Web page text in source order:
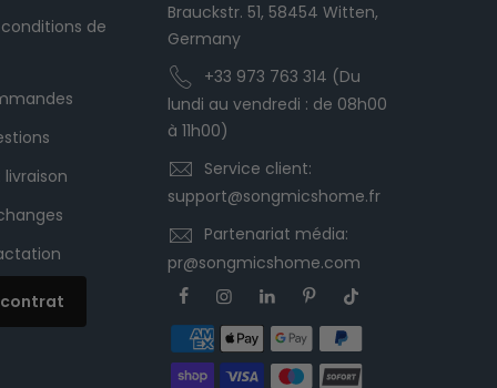
de
contrat
Brauckstr. 51, 58454 Witten,
Germany
+33 973 763 314 (Du
lundi au vendredi : de 08h00
à 11h00)
Service client:
support@songmicshome.fr
Partenariat média:
pr@songmicshome.com